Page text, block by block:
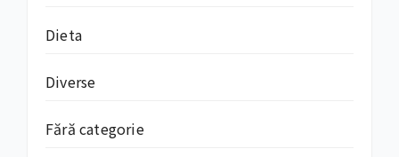
Dieta
Diverse
Fără categorie